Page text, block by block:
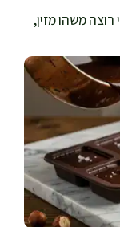
משהו מזין,